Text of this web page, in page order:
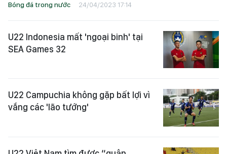
Bóng đá trong nước 24/04/2023 17:14
U22 Indonesia mất 'ngoại binh' tại
SEA Games 32
U22 Campuchia không gặp bất lợi vì
vắng các 'lão tướng'